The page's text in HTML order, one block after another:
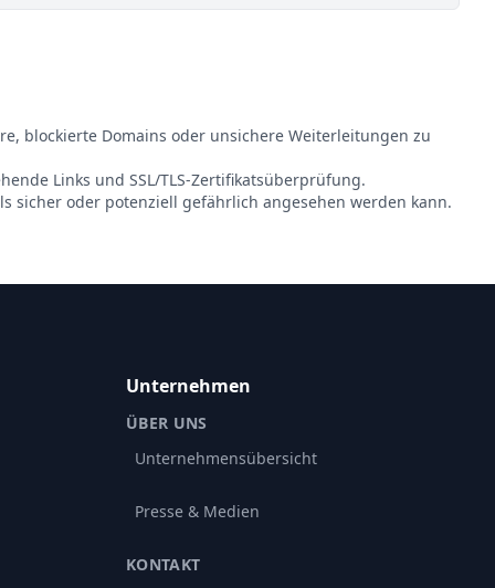
blockierte Domains oder unsichere Weiterleitungen zu
Links und SSL/TLS-Zertifikatsüberprüfung.
sicher oder potenziell gefährlich angesehen werden kann.
Unternehmen
ÜBER UNS
Unternehmensübersicht
Presse & Medien
KONTAKT